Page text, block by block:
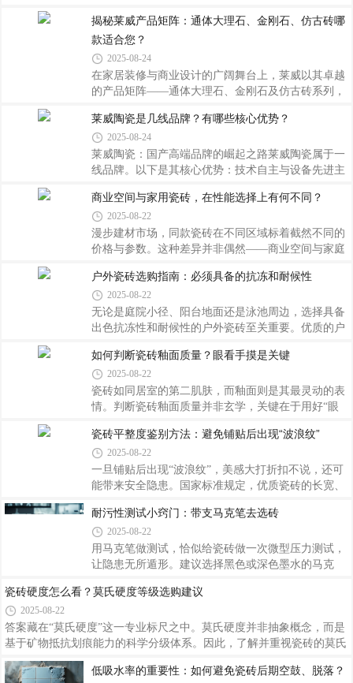
及氛围营造。一块优质的客厅用砖应该能够经受住日
常磨损的同时，还能反射出柔和而明亮的光线，使整
个房间显得更加宽敞明亮。因此，在选择过程中
惠的理想选择。正是在这样的背景下，莱威陶瓷凭借
其独特的“品价比”战略脱颖而出，成为众多家庭装修
时的首选品牌。那么，究竟是什么让莱威陶瓷能够在
众多竞争者中独树一帜呢？让我们一起深入探究它的
成功之道。走进任何一家售卖莱威陶瓷产品的展厅，
复古欧式风格应有尽有，每一款都展现出非凡的设计
感与艺术气息。但真正令人惊叹的是，这些
揭秘莱威产品矩阵：通体大理石、金刚石、仿古砖哪
款适合您？
2025-08-24
在家居装修与商业设计的广阔舞台上，莱威以其卓越
的产品矩阵——通体大理石、金刚石及仿古砖系列，
色的瓷砖类型，如同调色板上不同的色彩，为打造独
一无二的空间美学提供了无限可能。本文将深入解析
这三大系列产品的特点与适用场景，帮助您找到最契
合自身需求的那一款。通体大理石：自然之美，浑然
是天然大理石那独特的纹理和温润质感。然而，高昂
的成本、复杂的维护要求以及资源稀缺性限制了它的
广泛应用。此时，莱威推出的通体大理石瓷砖
莱威陶瓷是几线品牌？有哪些核心优势？
2025-08-24
莱威陶瓷：国产高端品牌的崛起之路莱威陶瓷属于一
线品牌。以下是其核心优势：技术自主与设备先进主
国产化与自动化控制。这一举措不仅让工艺更先进、
安全环保、质量稳定且成本可控，还从源头上解决了
行业普遍存在的安全、规模与污染瓶颈。公司在高端
应用领域表现出色，实现了超高分子量聚乙烯纤维制
术封锁，推动关键材料国产化与进口替代。专利众多
与标准制定截至目前，公司累计申请专利超百项，已
获授权62项，其中发明专利11项。同时，主导
商业空间与家用瓷砖，在性能选择上有何不同？
2025-08-22
漫步建材市场，同款瓷砖在不同区域标着截然不同的
价格与参数。这种差异并非偶然——商业空间与家庭
延展出迥异的风景。特别是儿童房使用的地砖，边角
经过特殊打磨处理，圆润造型消除了尖锐棱角的潜在
伤害。商用场所追求效率与安全，家用环境侧重舒适
与情感联结。
户外瓷砖选购指南：必须具备的抗冻和耐候性
2025-08-22
无论是庭院小径、阳台地面还是泳池周边，选择具备
出色抗冻性和耐候性的户外瓷砖至关重要。优质的户
砖体后会在冻结过程中膨胀，导致开裂或剥落。一款
优秀的户外瓷砖应当兼具卓越的抗冻能力和良好的耐
候特性，在此基础上兼顾美观与实用。
如何判断瓷砖釉面质量？眼看手摸是关键
2025-08-22
瓷砖如同居室的第二肌肤，而釉面则是其最灵动的表
情。判断瓷砖釉面质量并非玄学，关键在于用好“眼
指尖触感中洞悉优劣。视觉审视是首道关卡。随身携
带的钥匙扣便是绝佳试金石，金属边缘以适中力度刮
擦表面，优质釉面仅会发出清脆声响，而不会留下明
显划痕。
瓷砖平整度鉴别方法：避免铺贴后出现“波浪纹”
2025-08-22
一旦铺贴后出现“波浪纹”，美感大打折扣不说，还可
能带来安全隐患。国家标准规定，优质瓷砖的长宽、
±0.5mm以内。通过以上多维度的综合判断与细致操
作，完全可以避免瓷砖铺贴后出现令人头疼的“波浪
纹”。
耐污性测试小窍门：带支马克笔去选砖
2025-08-22
用马克笔做测试，恰似给瓷砖做一次微型压力测试，
让隐患无所遁形。建议选择黑色或深色墨水的马克
性。带着马克笔逛建材城，这个不起眼的小物件会成
瓷砖硬度怎么看？莫氏硬度等级选购建议
答案藏在“莫氏硬度”这一专业标尺之中。莫氏硬度并
非抽象概念，而是基于矿物抵抗划痕能力的科学分级
是对生活细节的精致呵护。当我们学会运用莫氏硬度
低吸水率的重要性：如何避免瓷砖后期空鼓、脱落？